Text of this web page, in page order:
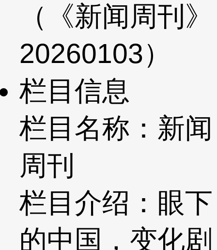
（《新闻周刊》
20260103）
栏目信息
栏目名称：新闻
周刊
栏目介绍：眼下
的中国，变化剧